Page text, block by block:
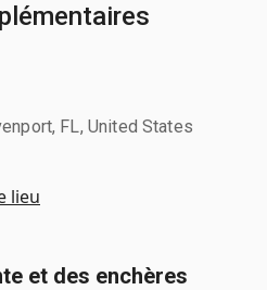
FL, United States
lieu
et des enchères